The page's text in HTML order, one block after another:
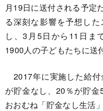
月19日に送付される予定
る深刻な影響を予想し
し、3月5日から11日ま
1900人の子どもたちに送
2017年に実施した給付
が貯金なし、20％が貯
おおむね「貯金なし生活」